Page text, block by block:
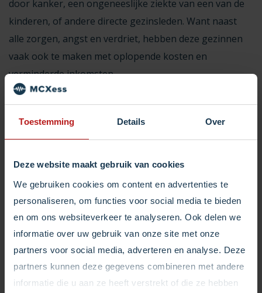
Toestemming Details Over
Deze website maakt gebruik van cookies
We gebruiken cookies om content en advertenties te
personaliseren, om functies voor social media te bieden
en om ons websiteverkeer te analyseren. Ook delen we
informatie over uw gebruik van onze site met onze
partners voor social media, adverteren en analyse. Deze
partners kunnen deze gegevens combineren met andere
informatie die u aan ze heeft verstrekt of die ze hebben
door kanker, een ongeneeslijke ziekte van een van de
kinderen, of andere directe gezinsleden. Want naast
alle zorgen, angst en verdriet, hebben deze gezinnen
vaak ook te maken met oplopende kosten en
verminderde inkomsten.
De Monicares Foundation helpt deze gezinnen met
declaraties in plaats van donaties. Dit doen ze door
voor een lange periode de kosten van reizen,
boodschappen, ontspanning of andere puur
menselijke noodzakelijkheden op zich te nemen,
wanneer gemeente, verzekeraars of andere instanties
de kosten niet dekken. Op deze manier proberen ze
een klein beetje rust te creëren voor gezinnen die wel
wat anders aan hun hoofd hebben.
De Monicares Foundation maakt met een continue